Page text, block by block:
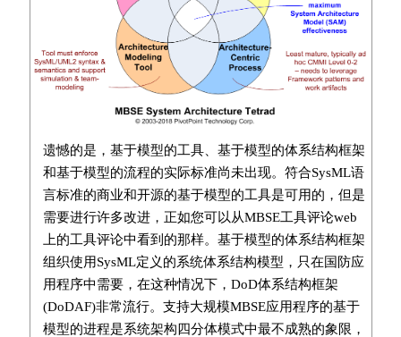
遗憾的是，基于模型的工具、基于模型的体系结构框架
和基于模型的流程的实际标准尚未出现。符合SysML语
言标准的商业和开源的基于模型的工具是可用的，但是
需要进行许多改进，正如您可以从MBSE工具评论web
上的工具评论中看到的那样。基于模型的体系结构框架
组织使用SysML定义的系统体系结构模型，只在国防应
用程序中需要，在这种情况下，DoD体系结构框架
(DoDAF)非常流行。支持大规模MBSE应用程序的基于
模型的进程是系统架构四分体模式中最不成熟的象限，